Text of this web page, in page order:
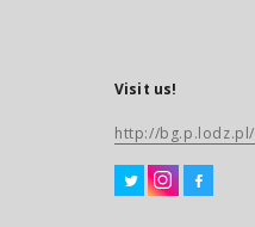
Visit us!
http://bg.p.lodz.pl/